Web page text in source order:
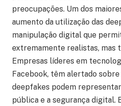
preocupações. Um dos
aumento da utilização das
manipulação digital que
extremamente realistas, mas
Empresas líderes em
Facebook, têm alertado
deepfakes podem
pública e a segurança digital.